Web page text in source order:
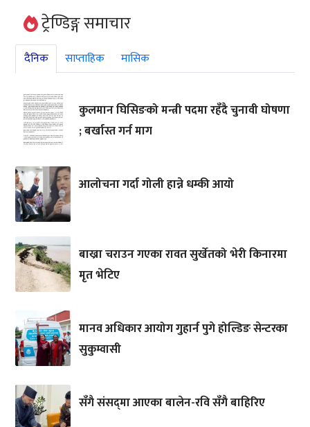
ट्रेण्डिङ्ग समाचार
दैनिक साप्ताहिक मासिक
कुलमान घिसिङको मन्त्री पदमा रहँदै चुनावी घोषणा
; बर्खास्त गर्न माग
आलोचना गर्दा गोली हान्ने धम्की आयो
बाख्रा चराउन गएका रावत सुर्खेतको भेरी किनारमा
मृत भेटिए
मानव अधिकार आयोग गुहार्न पुगे होल्डिङ सेन्टरका
सुकुम्वासी
सँगै संसद्‌मा आएका बालेन-रवि सँगै बाहिरिए